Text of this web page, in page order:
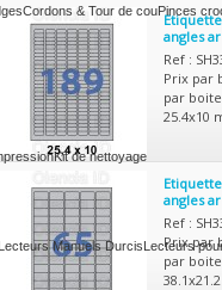
Cordons & Tour de couPinces
Kit de nettoyage
Lecteurs Manuels DurcisLecteurs
angles
Ref :
Prix par
par
25.4x10
angles
Ref :
Prix par
par